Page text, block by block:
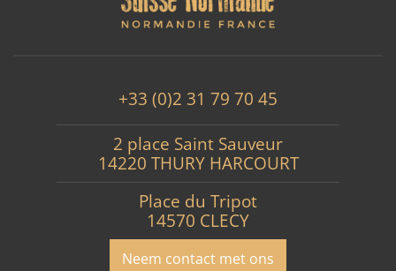
+33 (0)2 31 79 70 45
2 place Saint Sauveur
14220 THURY HARCOURT
Place du Tripot
14570 CLECY
Neem contact met ons